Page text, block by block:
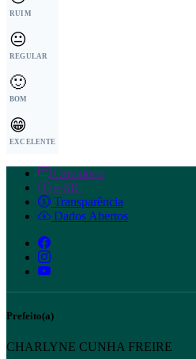
RUIM
😐
REGULAR
🙂
BOM
😁
EXCELENTE
Ouvidoria
e-SIC
Transparência
Dados Abertos
Prefeito(a)
CHARLYNE CUNHA FREIRE